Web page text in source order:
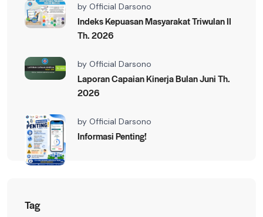
by Official Darsono
Indeks Kepuasan Masyarakat Triwulan II
Th. 2026
by Official Darsono
Laporan Capaian Kinerja Bulan Juni Th.
2026
by Official Darsono
Informasi Penting!
Tag